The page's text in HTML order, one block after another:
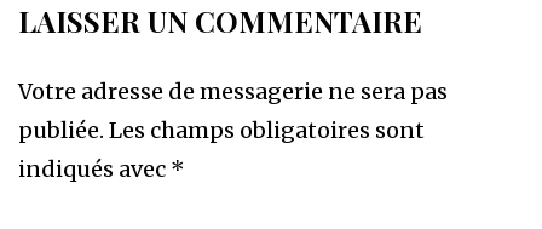
LAISSER UN COMMENTAIRE
Votre adresse de messagerie ne sera pas
publiée. Les champs obligatoires sont
indiqués avec *